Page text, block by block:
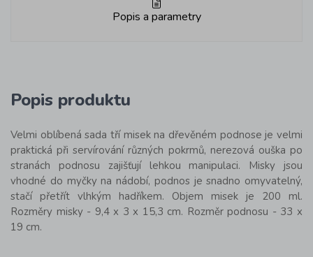
Popis a parametry
Popis produktu
Velmi oblíbená sada tří misek na dřevěném podnose je velmi
praktická při servírování různých pokrmů, nerezová ouška po
stranách podnosu zajišťují lehkou manipulaci. Misky jsou
vhodné do myčky na nádobí, podnos je snadno omyvatelný,
stačí přetřít vlhkým hadříkem. Objem misek je 200 ml.
Rozměry misky - 9,4 x 3 x 15,3 cm. Rozměr podnosu - 33 x
19 cm.